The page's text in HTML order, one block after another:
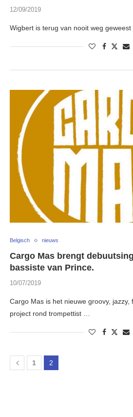
12/09/2019
Wigbert is terug van nooit weg
Belgisch nieuws
Cargo Mas brengt
bassiste van Prince.
10/07/2019
Cargo Mas is het nieuwe groovy, jazzy,
project rond trompettist …
1 2